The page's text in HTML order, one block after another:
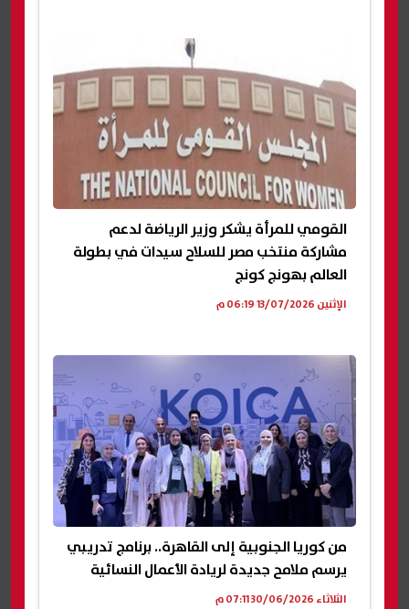
القومي للمرأة يشكر وزير الرياضة لدعم
مشاركة منتخب مصر للسلاح سيدات في بطولة
العالم بهونج كونج
الإثنين 13/07/2026 06:19 م
من كوريا الجنوبية إلى القاهرة.. برنامج تدريبي
يرسم ملامح جديدة لريادة الأعمال النسائية
الثلاثاء 30/06/2026 07:11 م